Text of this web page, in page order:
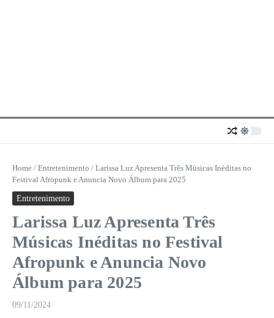
Home / Entretenimento / Larissa Luz Apresenta Três Músicas Inéditas no
Festival Afropunk e Anuncia Novo Álbum para 2025
Entretenimento
Larissa Luz Apresenta Três
Músicas Inéditas no Festival
Afropunk e Anuncia Novo
Álbum para 2025
09/11/2024